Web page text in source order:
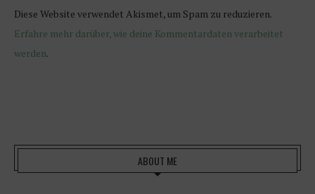
Diese Website verwendet Akismet, um Spam zu reduzieren.
Erfahre mehr darüber, wie deine Kommentardaten verarbeitet
werden.
ABOUT ME